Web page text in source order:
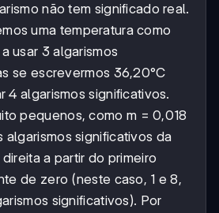
não tem significado real.
uma temperatura como
usar 3 algarismos
se escrevermos 36,20°C
4 algarismos significativos.
pequenos, como m = 0,018
algarismos significativos da
a partir do primeiro
de zero (neste caso, 1 e 8,
significativos). Por